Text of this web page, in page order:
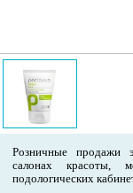
Розничные продажи
салонах красоты,
подологических